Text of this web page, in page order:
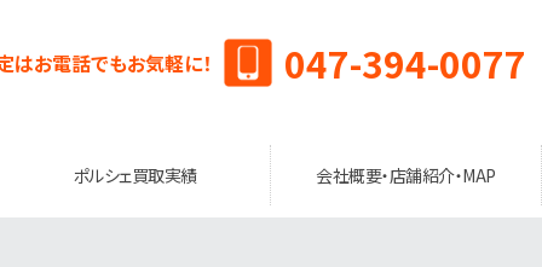
はお電話でもお気軽に！ 047-394-0077
ポルシェ買取実績 会社概要・店舗紹介・MAP